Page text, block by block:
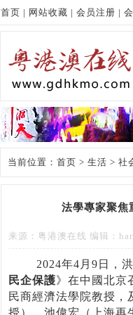
首页 | 网站收藏 | 会员注册 |
当前位置： 首页 > 生活 > 社
法學專家聚焦
来源：粤港澳在线 编辑：
2024年4月9日，洪
民企保護》在中國北京
民商經濟法學院教授，
授）、池偉宏（上海再